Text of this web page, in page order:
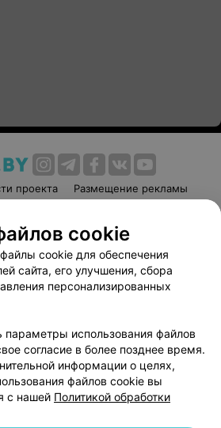
проекта
Размещение рекламы
соглашение
Способы оплаты
Партнеры
руководителю 103.by
персональных данных
cookie
cookie для обеспечения
сайта, его улучшения, сбора
персонализированных
использования файлов
согласие в более позднее время.
информации о целях,
файлов cookie вы
с нашей Политикой обработки